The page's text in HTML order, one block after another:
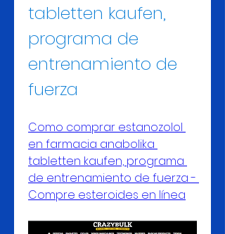
tabletten kaufen,
programa de
entrenamiento de
fuerza
Como comprar estanozolol
en farmacia anabolika
tabletten kaufen, programa
de entrenamiento de fuerza -
Compre esteroides en línea